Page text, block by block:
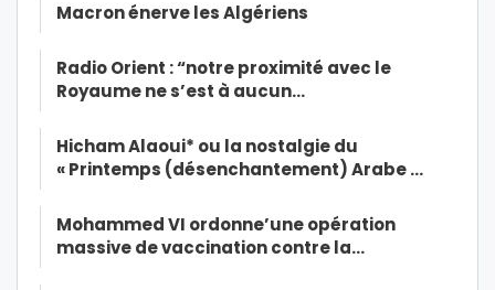
Macron énerve les Algériens
Radio Orient : “notre proximité avec le
Royaume ne s’est à aucun…
Hicham Alaoui* ou la nostalgie du
« Printemps (désenchantement) Arabe …
Mohammed VI ordonne’une opération
massive de vaccination contre la…